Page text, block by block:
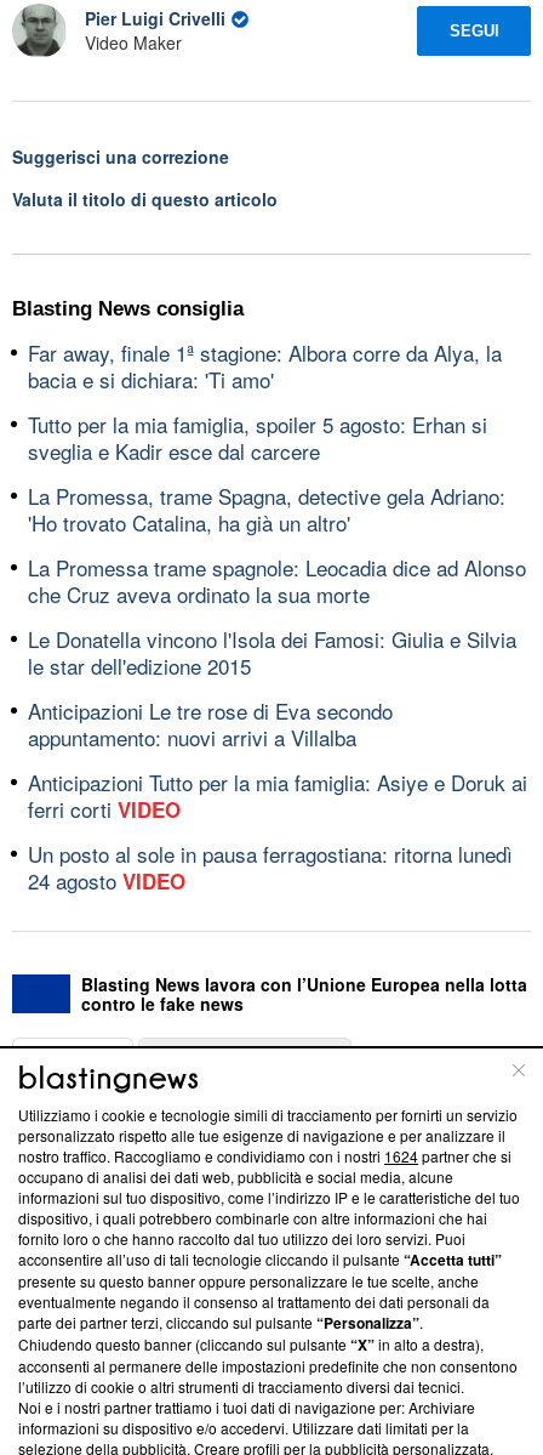
Pier Luigi Crivelli
Video Maker
SEGUI
Suggerisci una correzione
Valuta il titolo di questo articolo
Blasting News consiglia
Far away, finale 1ª stagione: Albora corre da Alya, la
bacia e si dichiara: 'Ti amo'
Tutto per la mia famiglia, spoiler 5 agosto: Erhan si
sveglia e Kadir esce dal carcere
La Promessa, trame Spagna, detective gela Adriano:
'Ho trovato Catalina, ha già un altro'
La Promessa trame spagnole: Leocadia dice ad Alonso
che Cruz aveva ordinato la sua morte
Le Donatella vincono l'Isola dei Famosi: Giulia e Silvia
le star dell'edizione 2015
Anticipazioni Le tre rose di Eva secondo
appuntamento: nuovi arrivi a Villalba
Anticipazioni Tutto per la mia famiglia: Asiye e Doruk ai
ferri corti VIDEO
Un posto al sole in pausa ferragostiana: ritorna lunedì
24 agosto VIDEO
Blasting News lavora con l’Unione Europea nella lotta
contro le fake news
ABOUT
Questa sezione offre informazioni trasparenti su Blasting
News, sui nostri processi editoriali e su come ci impegniamo a
creare news di qualità. Inoltre, afferma la nostra aderenza a
‘Trust Project - News with Integrity’Blasting News non è
ancora membro del programma, ma ha richiesto di farne
parte; Trust Project non ha ancora effettuato una verifica di
conformità agli standard.
Su di noi
Team editoriale
Corporate
Utilizziamo i cookie e tecnologie simili di tracciamento per fornirti un servizio
personalizzato rispetto alle tue esigenze di navigazione e per analizzare il
nostro traffico. Raccogliamo e condividiamo con i nostri 1624partner che si
occupano di analisi dei dati web, pubblicità e social media, alcune
informazioni sul tuo dispositivo, come l’indirizzo IP e le caratteristiche del tuo
dispositivo, i quali potrebbero combinarle con altre informazioni che hai
fornito loro o che hanno raccolto dal tuo utilizzo dei loro servizi. Puoi
acconsentire all’uso di tali tecnologie cliccando il pulsante“Accetta tutti”
presente su questo banner oppure personalizzare le tue scelte, anche
eventualmente negando il consenso al trattamento dei dati personali da
parte dei partner terzi, cliccando sul pulsante“Personalizza”.
Chiudendo questo banner (cliccando sul pulsante“X”in alto a destra),
acconsenti al permanere delle impostazioni predefinite che non consentono
l’utilizzo di cookie o altri strumenti di tracciamento diversi dai tecnici.
Noi e i nostri partner trattiamo i tuoi dati di navigazione per: Archiviare
informazioni su dispositivo e/o accedervi. Utilizzare dati limitati per la
selezione della pubblicità. Creare profili per la pubblicità personalizzata.